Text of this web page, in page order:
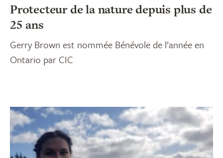
Protecteur de la nature depuis plus de
25 ans
Gerry Brown est nommée Bénévole de l’année en
Ontario par CIC